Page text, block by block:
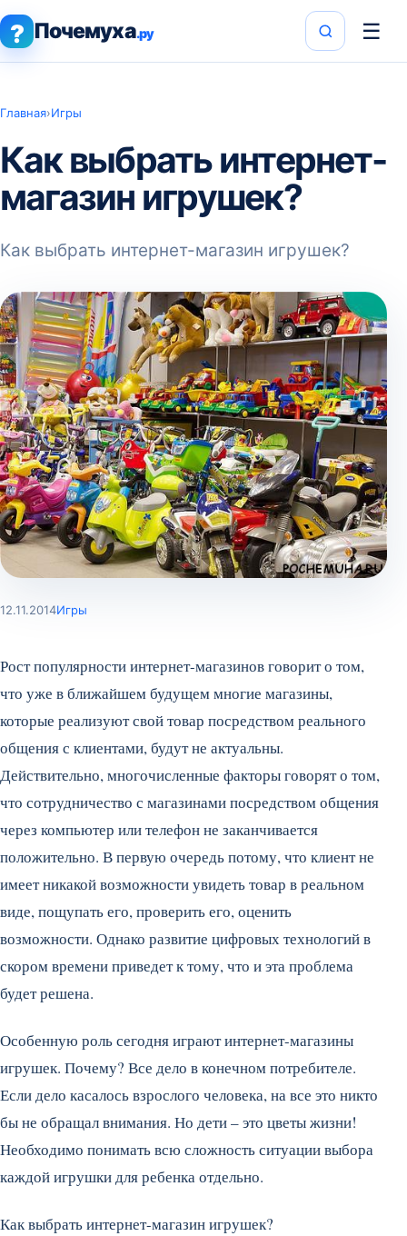
? Почемуха.ру ☰
Главная›Игры
Как выбрать интернет-
магазин игрушек?
Как выбрать интернет-магазин игрушек?
12.11.2014Игры
Рост популярности интернет-магазинов говорит о том,
что уже в ближайшем будущем многие магазины,
которые реализуют свой товар посредством реального
общения с клиентами, будут не актуальны.
Действительно, многочисленные факторы говорят о том,
что сотрудничество с магазинами посредством общения
через компьютер или телефон не заканчивается
положительно. В первую очередь потому, что клиент не
имеет никакой возможности увидеть товар в реальном
виде, пощупать его, проверить его, оценить
возможности. Однако развитие цифровых технологий в
скором времени приведет к тому, что и эта проблема
будет решена.
Особенную роль сегодня играют интернет-магазины
игрушек. Почему? Все дело в конечном потребителе.
Если дело касалось взрослого человека, на все это никто
бы не обращал внимания. Но дети – это цветы жизни!
Необходимо понимать всю сложность ситуации выбора
каждой игрушки для ребенка отдельно.
Как выбрать интернет-магазин игрушек?